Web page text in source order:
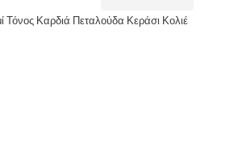
Καρδιά Πεταλούδα Κεράσι Κολιέ